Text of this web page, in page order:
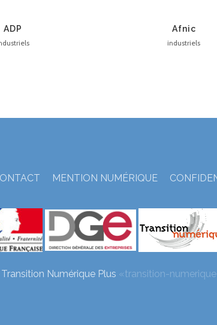
ADP Afnic
industriels
MENTION NUMÉRIQUE
Transition Numérique Plus «transition-